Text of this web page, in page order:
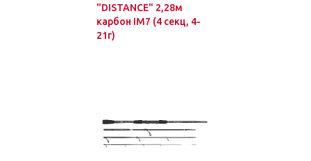
"DISTANCE" 2,28м
карбон IM7 (4 секц, 4-
21г)